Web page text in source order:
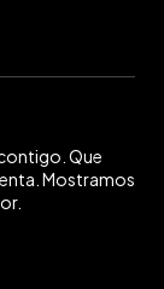
Que
Mostramos